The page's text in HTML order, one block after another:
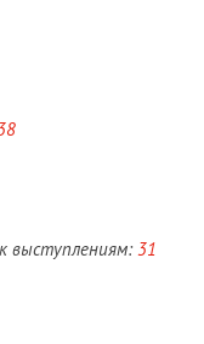
выступлениям: 31